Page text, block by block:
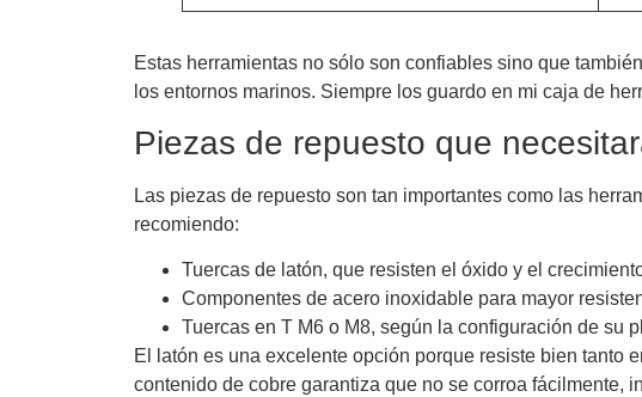
Estas herramientas no sólo son confiables sino que
los entornos marinos. Siempre los guardo en mi caja de
Piezas de repuesto que
Las piezas de repuesto son tan importantes como las
recomiendo:
Tuercas de latón, que resisten el óxido y el
Componentes de acero inoxidable para mayor
Tuercas en T M6 o M8, según la configuración de su
El latón es una excelente opción porque resiste bien tanto
contenido de cobre garantiza que no se corroa fácilmente,